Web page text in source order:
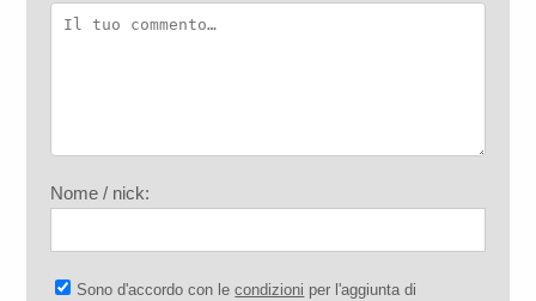
Nome / nick:
Sono d'accordo con lecondizioni per l'aggiunta di